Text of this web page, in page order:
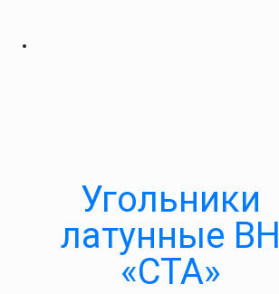
Угольники
латунные ВН
«СТА»